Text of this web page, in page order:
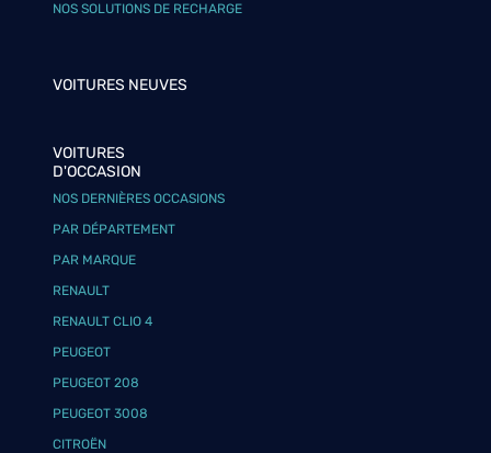
NOS SOLUTIONS DE RECHARGE
VOITURES NEUVES
VOITURES
D'OCCASION
NOS DERNIÈRES OCCASIONS
PAR DÉPARTEMENT
PAR MARQUE
RENAULT
RENAULT CLIO 4
PEUGEOT
PEUGEOT 208
PEUGEOT 3008
CITROËN